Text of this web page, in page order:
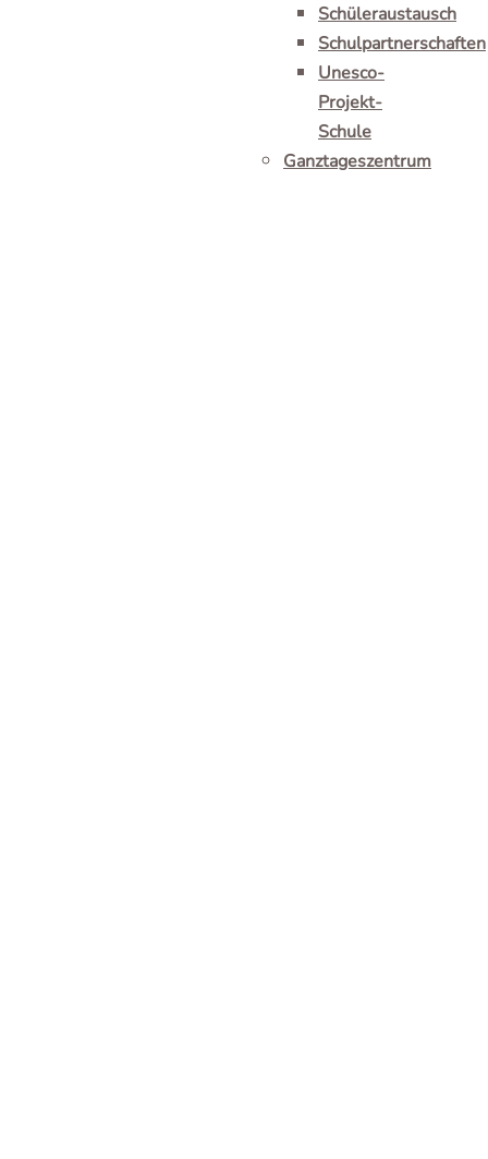
Schüleraustausch
Schulpartnerschaften
Unesco-
Projekt-
Schule
Ganztageszentrum